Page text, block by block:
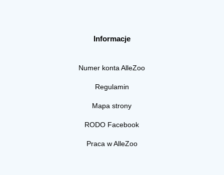
Informacje
Numer konta AlleZoo
Regulamin
Mapa strony
RODO Facebook
Praca w AlleZoo